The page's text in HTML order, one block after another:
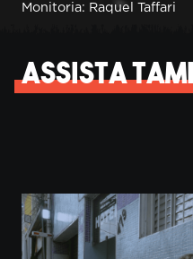
Monitoria: Raquel Taffari
Assista